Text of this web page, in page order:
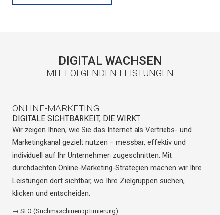
DIGITAL WACHSEN
MIT FOLGENDEN LEISTUNGEN
ONLINE-MARKETING
DIGITALE SICHTBARKEIT, DIE WIRKT
Wir zeigen Ihnen, wie Sie das Internet als Vertriebs- und
Marketingkanal gezielt nutzen – messbar, effektiv und
individuell auf Ihr Unternehmen zugeschnitten. Mit
durchdachten Online-Marketing-Strategien machen wir Ihre
Leistungen dort sichtbar, wo Ihre Zielgruppen suchen,
klicken und entscheiden.
→ SEO (Suchmaschinenoptimierung)